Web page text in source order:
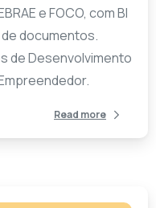
e FOCO, com BI
documentos.
de Desenvolvimento
Read more